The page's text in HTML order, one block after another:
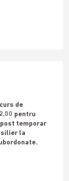
de
pentru
temporar
la